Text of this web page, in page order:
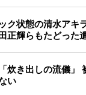
ク状態の清水アキ
正輝らもたどった
炊き出しの流儀」
い